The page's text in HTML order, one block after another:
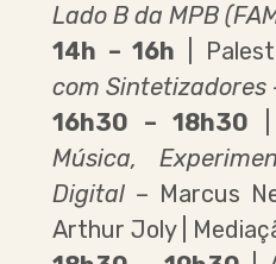
Lado B da MPB
14h – 16h |
com Sintetizadores
16h30 – 18h30 |
Música,
Digital – Marcus
Arthur Joly |